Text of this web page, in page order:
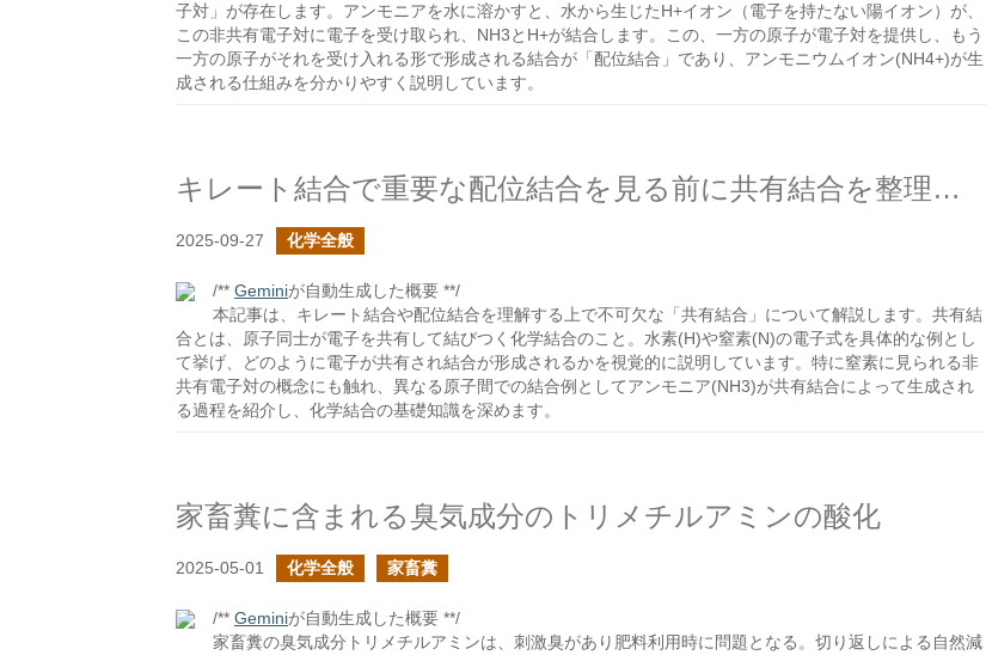
子対」が存在します。アンモニアを水に溶かすと、水から生じたH+イオン（電子を持たない陽イオン）が、
この非共有電子対に電子を受け取られ、NH3とH+が結合します。この、一方の原子が電子対を提供し、もう
一方の原子がそれを受け入れる形で形成される結合が「配位結合」であり、アンモニウムイオン(NH4+)が生
成される仕組みを分かりやすく説明しています。
キレート結合で重要な配位結合を見る前に共有結合を整理する
2025-09-27 化学全般
/** Geminiが自動生成した概要 **/
本記事は、キレート結合や配位結合を理解する上で不可欠な「共有結合」について解説します。共有結
合とは、原子同士が電子を共有して結びつく化学結合のこと。水素(H)や窒素(N)の電子式を具体的な例とし
て挙げ、どのように電子が共有され結合が形成されるかを視覚的に説明しています。特に窒素に見られる非
共有電子対の概念にも触れ、異なる原子間での結合例としてアンモニア(NH3)が共有結合によって生成され
る過程を紹介し、化学結合の基礎知識を深めます。
家畜糞に含まれる臭気成分のトリメチルアミンの酸化
2025-05-01 化学全般 家畜糞
/** Geminiが自動生成した概要 **/
家畜糞の臭気成分トリメチルアミンは、刺激臭があり肥料利用時に問題となる。切り返しによる自然減